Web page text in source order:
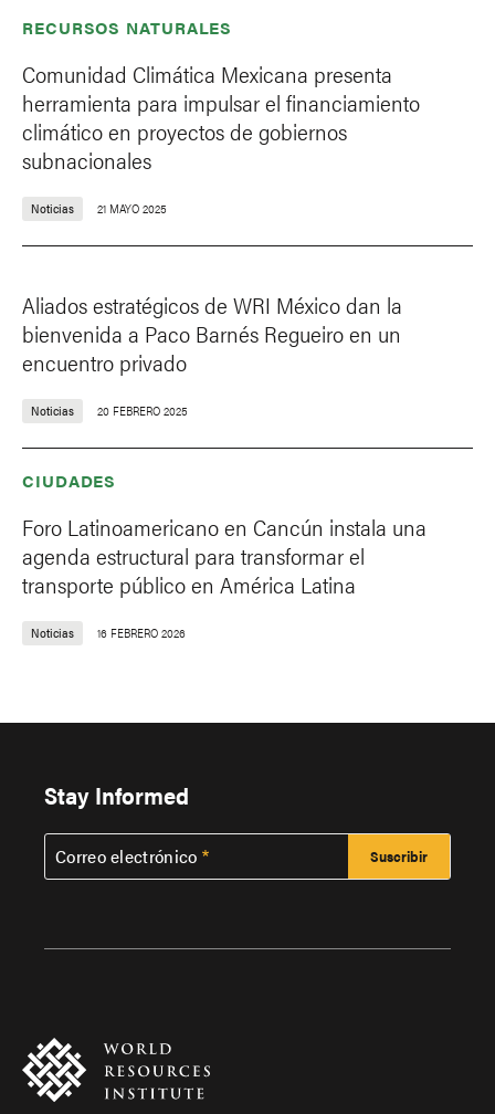
RECURSOS NATURALES
Comunidad Climática Mexicana presenta
herramienta para impulsar el financiamiento
climático en proyectos de gobiernos
subnacionales
Noticias 21 MAYO 2025
Aliados estratégicos de WRI México dan la
bienvenida a Paco Barnés Regueiro en un
encuentro privado
Noticias 20 FEBRERO 2025
CIUDADES
Foro Latinoamericano en Cancún instala una
agenda estructural para transformar el
transporte público en América Latina
Noticias 16 FEBRERO 2026
Stay Informed
Correo electrónico